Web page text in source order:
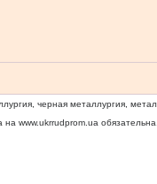
черная металлургия,
на www.ukrrudprom.ua